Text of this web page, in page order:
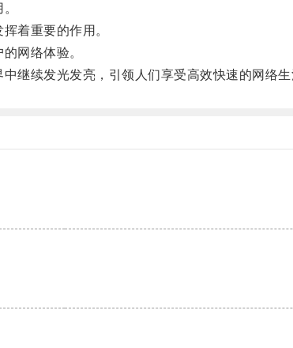
着重要的作用。
网络体验。
续发光发亮，引领人们享受高效快速的网络